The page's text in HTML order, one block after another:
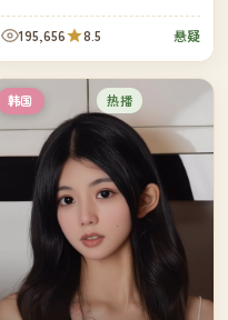
回信——但他并不知道收信人是
不是同一个人。
195,656 8.5 悬疑
韩国 热播